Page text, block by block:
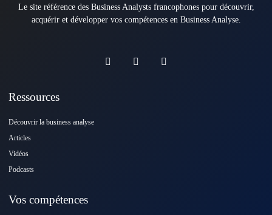
Le site référence des Business Analysts francophones pour découvrir,
acquérir et développer vos compétences en Business Analyse.
Ressources
Découvrir la business analyse
Articles
Vidéos
Podcasts
Vos compétences